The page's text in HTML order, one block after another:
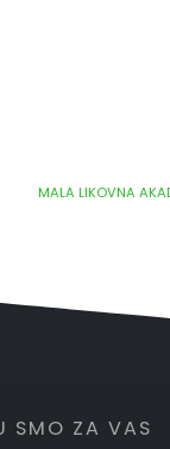
MALA LIKOVNA
SMO ZA VAS